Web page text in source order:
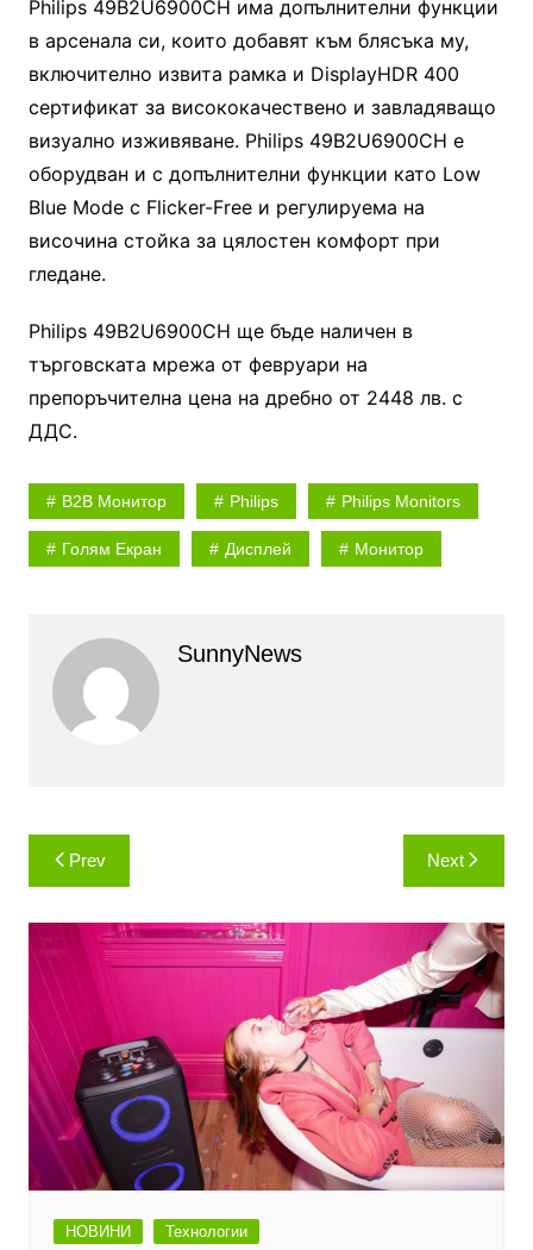
Philips 49B2U6900CH има допълнителни функции
в арсенала си, които добавят към блясъка му,
включително извита рамка и DisplayHDR 400
сертификат за висококачествено и завладяващо
визуално изживяване. Philips 49B2U6900CH е
оборудван и с допълнителни функции като Low
Blue Mode с Flicker-Free и регулируема на
височина стойка за цялостен комфорт при
гледане.
Philips 49B2U6900CH ще бъде наличен в
търговската мрежа от февруари на
препоръчителна цена на дребно от 2448 лв. с
ДДС.
B2B Монитор Philips Philips Monitors
Голям Екран Дисплей Монитор
SunnyNews
Навигация
Prev Next
НОВИНИ Технологии